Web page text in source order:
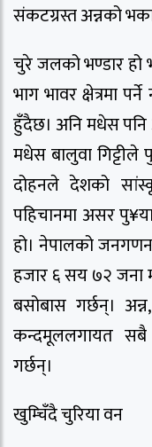
संकटग्रस्त अन्नको
चुरे जलको भण्डार हो
भाग भावर क्षेत्रमा
हुँदैछ। अनि मधेस पनि
मधेस बालुवा
दोहनले देशको
पहिचानमा असर
हो। नेपालको
हजार ६ सय ७२
बसोबास गर्छन्।
कन्दमूललगायत सबै
गर्छन्।
खुम्चिँदै चुरिया वन